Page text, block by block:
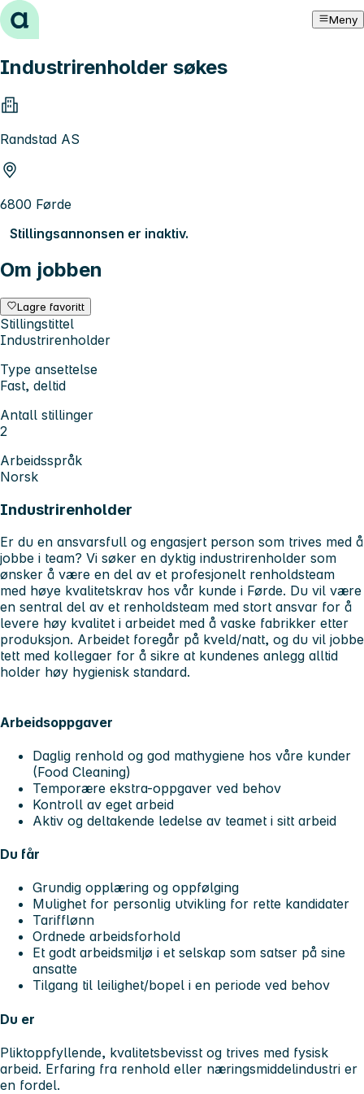
Hopp til innhold Meny
Industrirenholder søkes
Randstad AS
6800 Førde
Stillingsannonsen er inaktiv.
Om jobben
Lagre favoritt
Stillingstittel
Industrirenholder
Type ansettelse
Fast, deltid
Antall stillinger
2
Arbeidsspråk
Norsk
Industrirenholder
Er du en ansvarsfull og engasjert person som trives med å
jobbe i team? Vi søker en dyktig industrirenholder som
ønsker å være en del av et profesjonelt renholdsteam
med høye kvalitetskrav hos vår kunde i Førde. Du vil være
en sentral del av et renholdsteam med stort ansvar for å
levere høy kvalitet i arbeidet med å vaske fabrikker etter
produksjon. Arbeidet foregår på kveld/natt, og du vil jobbe
tett med kollegaer for å sikre at kundenes anlegg alltid
holder høy hygienisk standard.
Arbeidsoppgaver
Daglig renhold og god mathygiene hos våre kunder
(Food Cleaning)
Temporære ekstra-oppgaver ved behov
Kontroll av eget arbeid
Aktiv og deltakende ledelse av teamet i sitt arbeid
Du får
Grundig opplæring og oppfølging
Mulighet for personlig utvikling for rette kandidater
Tarifflønn
Ordnede arbeidsforhold
Et godt arbeidsmiljø i et selskap som satser på sine
ansatte
Tilgang til leilighet/bopel i en periode ved behov
Du er
Pliktoppfyllende, kvalitetsbevisst og trives med fysisk
arbeid. Erfaring fra renhold eller næringsmiddelindustri er
en fordel.